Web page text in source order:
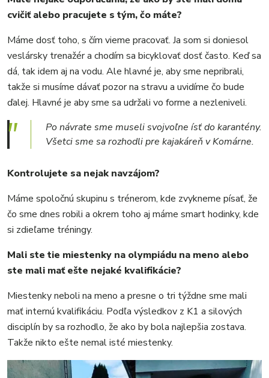
cvičiť alebo pracujete s tým, čo máte?
Máme dosť toho, s čím vieme pracovať. Ja som si doniesol
veslársky trenažér a chodím sa bicyklovať dosť často. Keď sa
dá, tak idem aj na vodu. Ale hlavné je, aby sme nepribrali,
takže si musíme dávať pozor na stravu a uvidíme čo bude
ďalej. Hlavné je aby sme sa udržali vo forme a nezleniveli.
Po návrate sme museli svojvoľne ísť do karantény.
Všetci sme sa rozhodli pre kajakáreň v Komárne.
Kontrolujete sa nejak navzájom?
Máme spoločnú skupinu s trénerom, kde zvykneme písať, že
čo sme dnes robili a okrem toho aj máme smart hodinky, kde
si zdieľame tréningy.
Mali ste tie miestenky na olympiádu na meno alebo
ste mali mať ešte nejaké kvalifikácie?
Miestenky neboli na meno a presne o tri týždne sme mali
mať internú kvalifikáciu. Podľa výsledkov z K1 a silových
disciplín by sa rozhodlo, že ako by bola najlepšia zostava.
Takže nikto ešte nemal isté miestenky.